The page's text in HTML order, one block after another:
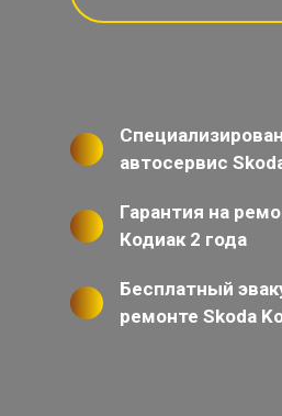
автосервис
Гарантия на
Кодиак 2 года
Бесплатный
ремонте Skoda